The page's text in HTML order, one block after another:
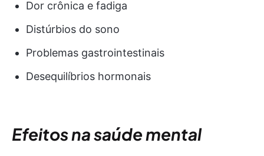
Dor crônica e fadiga
Distúrbios do sono
Problemas gastrointestinais
Desequilíbrios hormonais
Efeitos na saúde mental